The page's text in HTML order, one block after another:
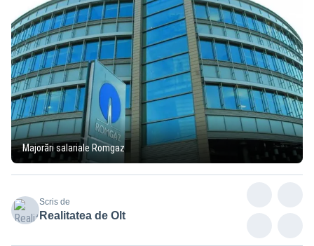
Majorări salariale Romgaz
Scris de
Realitatea de Olt